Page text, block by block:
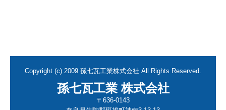
Copyright (c) 2009 孫七瓦工業株式会社 All Rights Reserved.
孫七瓦工業 株式会社
〒636-0143